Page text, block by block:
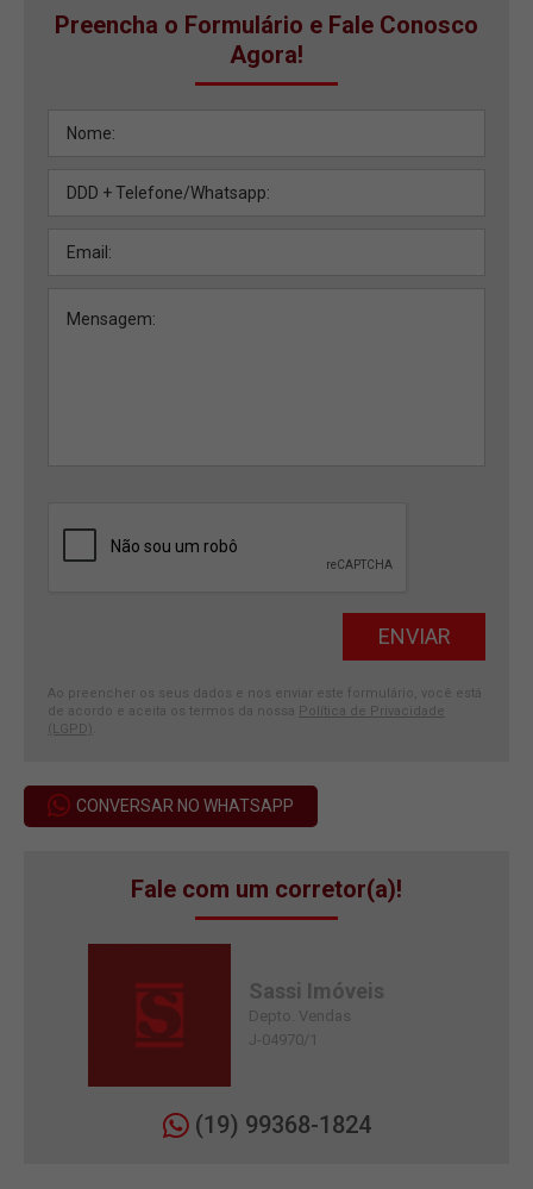
Preencha o Formulário e Fale Conosco
Agora!
Ao preencher os seus dados e nos enviar este formulário, você está
de acordo e aceita os termos da nossa Política de Privacidade
(LGPD)
CONVERSAR NO WHATSAPP
Fale com um corretor(a)!
Sassi Imóveis
Depto. Vendas
J-04970/1
(19) 99368-1824